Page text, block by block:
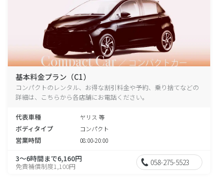
基本料金プラン（C1）
コンパクトのレンタル、お得な割引料金や予約、乗り捨てなどの
詳細は、こちらから各店舗にお電話ください。
代表車種 ヤリス 等
ボディタイプ コンパクト
営業時間 08:00-20:00
3～6時間まで6,160円
免責補償制度1,100円 058-275-5523